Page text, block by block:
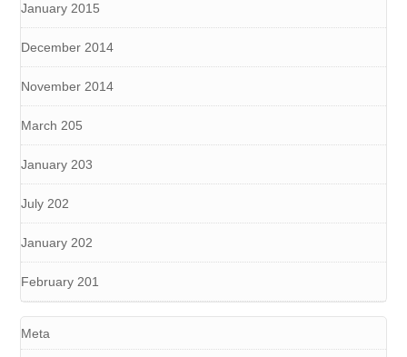
January 2015
December 2014
November 2014
March 205
January 203
July 202
January 202
February 201
Meta